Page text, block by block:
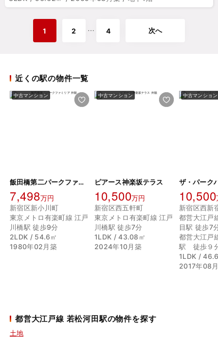
1 2 ⋯ 4 次へ
近くの駅の物件一覧
中古マンション
飯田橋第二パークファミリア
7,498万円
新宿区新小川町
東京メトロ有楽町線 江戸
川橋駅 徒歩9分
2LDK / 54.6㎡
1980年02月築
中古マンション
ピアース神楽坂テラス
10,500万円
新宿区西五軒町
東京メトロ有楽町線 江戸
川橋駅 徒歩7分
1LDK / 43.08㎡
2024年10月築
中古マンション
10,500
新宿区西新
都営大江戸
目駅 徒歩7
都営大江戸
駅 徒歩９
1LDK /
2017年08
都営大江戸線 若松河田駅の物件を探す
土地